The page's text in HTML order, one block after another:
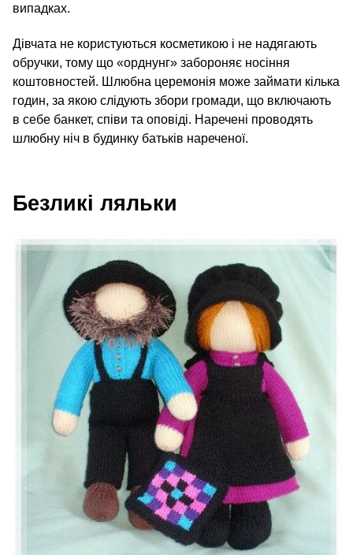
випадках.
Дівчата не користуються косметикою і не надягають
обручки, тому що «орднунг» забороняє носіння
коштовностей. Шлюбна церемонія може займати кілька
годин, за якою слідують збори громади, що включають
в себе банкет, співи та оповіді. Наречені проводять
шлюбну ніч в будинку батьків нареченої.
Безликі ляльки